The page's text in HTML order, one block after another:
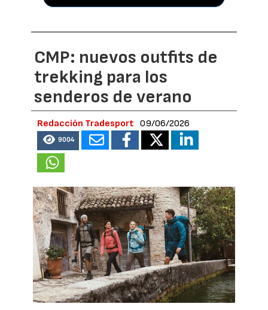
CMP: nuevos outfits de
trekking para los
senderos de verano
Redacción Tradesport 09/06/2026
9004